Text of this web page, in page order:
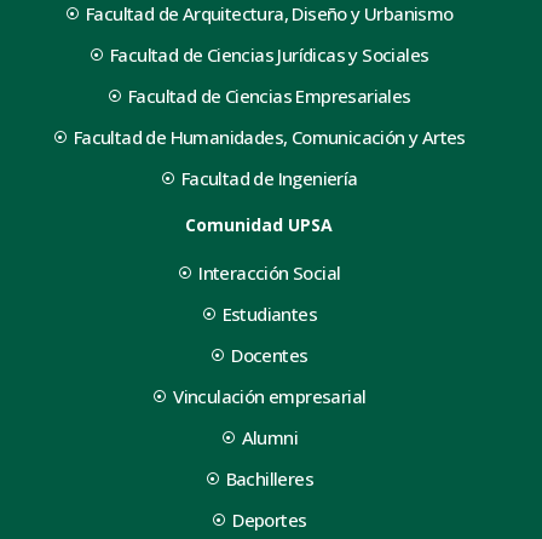
Facultad de Arquitectura, Diseño y Urbanismo
Facultad de Ciencias Jurídicas y Sociales
Facultad de Ciencias Empresariales
Facultad de Humanidades, Comunicación y Artes
Facultad de Ingeniería
Comunidad UPSA
Interacción Social
Estudiantes
Docentes
Vinculación empresarial
Alumni
Bachilleres
Deportes